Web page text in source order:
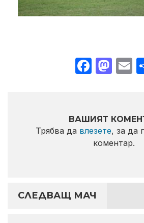
ВАШИЯТ
Трябва да влезете, за да
коментар.
СЛЕДВАЩ МАЧ